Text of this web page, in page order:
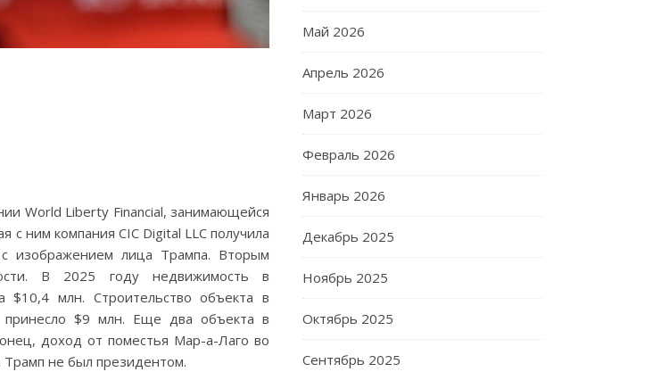
World Liberty Financial, занимающейся
ним компания CIC Digital LLC получила
изображением лица Трампа. Вторым
В 2025 году недвижимость в
$10,4 млн. Строительство объекта в
принесло $9 млн. Еще два объекта в
доход от поместья Мар-а-Лаго во
Трамп не был президентом.
Май 2026
Апрель 2026
Март 2026
Февраль 2026
Январь 2026
Декабрь 2025
Ноябрь 2025
Октябрь 2025
Сентябрь 2025